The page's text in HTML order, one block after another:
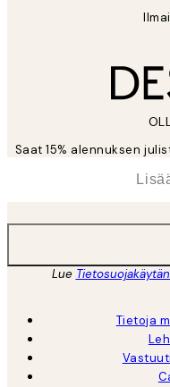
Saat 15% alennuksen
Lue
Tietoja